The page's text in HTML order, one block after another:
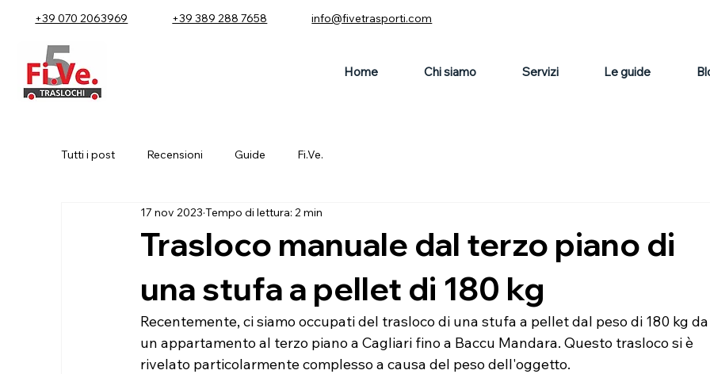
Home Chi siamo Servizi Le guide
+39 070 2063969 info@fivetrasporti.com
+39 389 288 7658
Tutti i post Recensioni Guide Fi.Ve.
Trasloco manuale dal terzo piano di
una stufa a pellet di 180 kg
17 nov 2023 Tempo di lettura: 2 min
Recentemente, ci siamo occupati del trasloco di una stufa a pellet dal peso di 180 kg
un appartamento al terzo piano a Cagliari fino a Baccu Mandara. Questo trasloco si è
rivelato particolarmente complesso a causa del peso dell'oggetto.